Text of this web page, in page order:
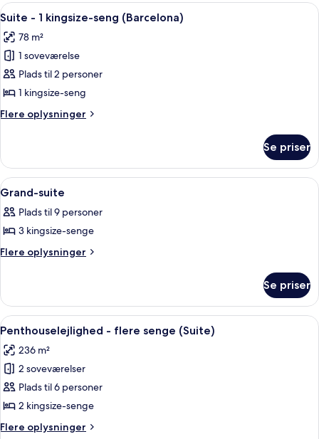
terrasse
1
seng
Indlæs
alle
billeder
af
Suite
-
1
kingsize-
(Barcelona)
Suite - 1 kingsize-seng (Barcelona) |
9
Suite - 1 kingsize-seng (Barcelona)
78 m²
1 soveværelse
Plads til 2 personer
1 kingsize-seng
Flere oplysninger
Flere
-
kingsize-
(Barcelona)
Se priser
Indlæs
alle
billeder
af
Grand-
1
Grand-suite
Plads til 9 personer
3 kingsize-senge
Flere oplysninger
Flere
suite
Se priser
Indlæs
alle
billeder
af
Penthouselejlighed
-
flere
En moderne stue med en grå sofa,
2
Penthouselejlighed - flere senge (Suite)
236 m²
2 soveværelser
Plads til 6 personer
2 kingsize-senge
Flere oplysninger
Flere